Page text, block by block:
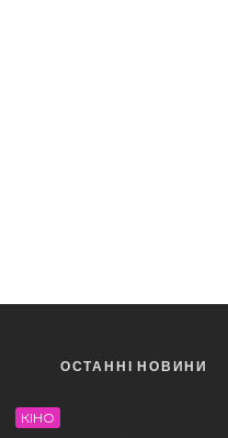
ОСТАННІ НОВИНИ
КІНО